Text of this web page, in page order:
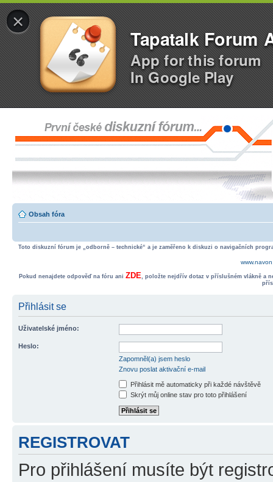
×
Tapatalk Forum
App for this forum
In Google Play
Obsah fóra
Toto diskuzní fórum je „odborně – technické“ a je zaměřeno k diskuzi o navigačních
Pokud nenajdete odpověď na fóru ani ZDE, položte nejdřív dotaz v příslušném vlákně a
Přihlásit se
Uživatelské jméno:
Heslo:
Zapomněl(a) jsem heslo
Znovu poslat aktivační e-mail
Přihlásit mě automaticky při každé návštěvě
Skrýt můj online stav pro toto přihlášení
REGISTROVAT
Pro přihlášení musíte být